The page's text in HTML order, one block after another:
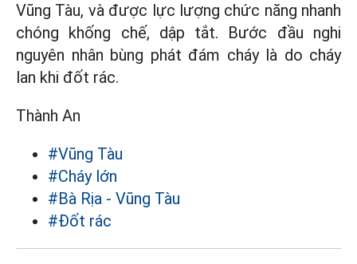
Vũng Tàu, và được lực lượng chức năng nhanh
chóng khống chế, dập tắt. Bước đầu nghi
nguyên nhân bùng phát đám cháy là do cháy
lan khi đốt rác.
Thành An
#Vũng Tàu
#Cháy lớn
#Bà Rịa - Vũng Tàu
#Đốt rác